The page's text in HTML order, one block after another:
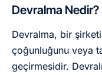
Devralma Nedir?
Devralma, bir
çoğunluğunu veya
geçirmesidir.